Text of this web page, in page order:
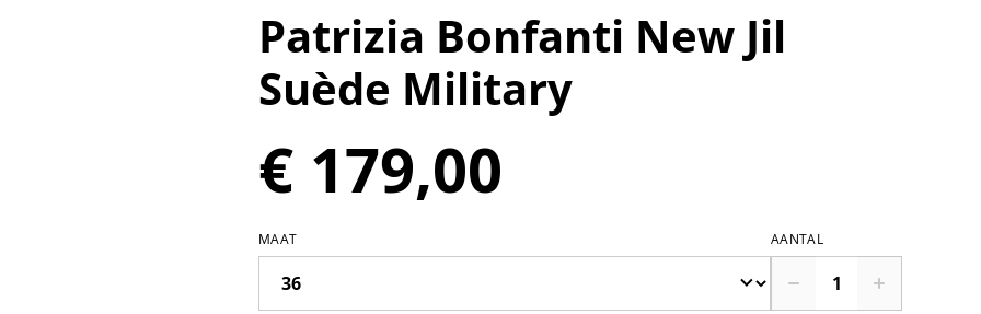
Patrizia Bonfanti New Jil
Suède Military
€ 179,00
MAAT AANTAL